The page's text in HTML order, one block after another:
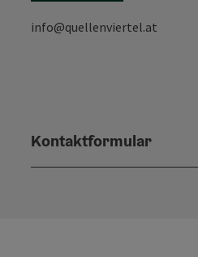
info@quellenviertel.at
Kontaktformular